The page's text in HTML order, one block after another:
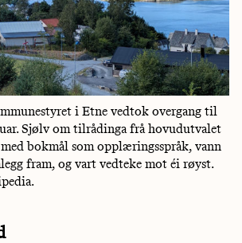
i Etne vedtok overgang til
Sjølv om tilrådinga frå hovudutvalet
bokmål som opplæringsspråk, vann
fram, og vart vedteke mot éi røyst.